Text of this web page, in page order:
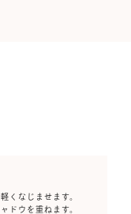
くなじませます。
ドウを重ねます。